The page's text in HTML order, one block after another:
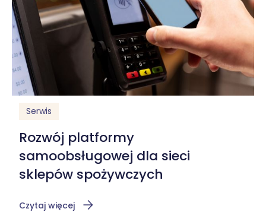
Serwis
Rozwój platformy
samoobsługowej dla sieci
sklepów spożywczych
Czytaj więcej